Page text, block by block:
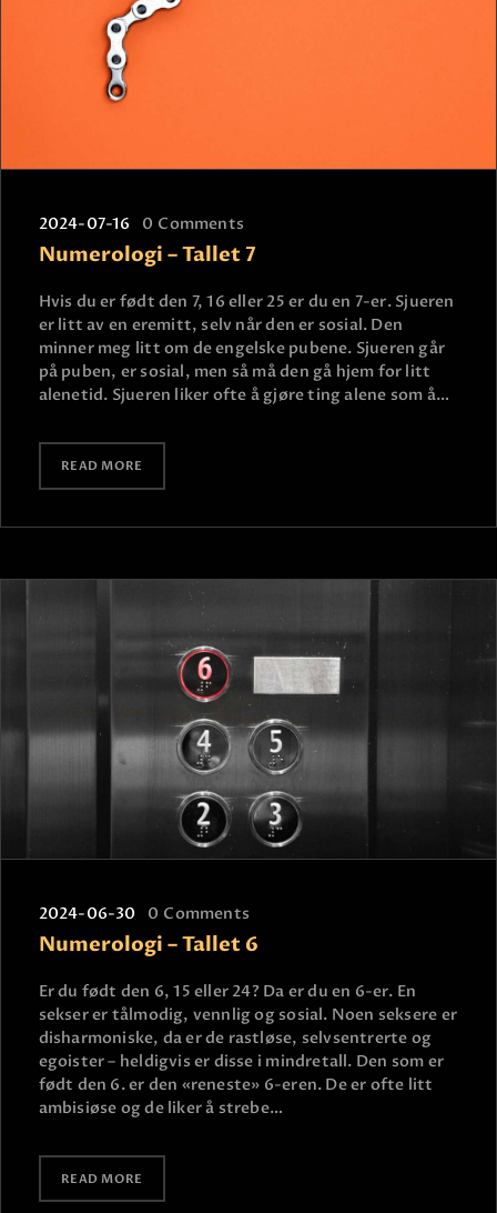
2024-07-16 0 Comments
Numerologi – Tallet 7
Hvis du er født den 7, 16 eller 25 er du en 7-er. Sjueren
er litt av en eremitt, selv når den er sosial. Den
minner meg litt om de engelske pubene. Sjueren går
på puben, er sosial, men så må den gå hjem for litt
alenetid. Sjueren liker ofte å gjøre ting alene som å…
READ MORE
2024-06-30 0 Comments
Numerologi – Tallet 6
Er du født den 6, 15 eller 24? Da er du en 6-er. En
sekser er tålmodig, vennlig og sosial. Noen seksere er
disharmoniske, da er de rastløse, selvsentrerte og
egoister – heldigvis er disse i mindretall. Den som er
født den 6. er den «reneste» 6-eren. De er ofte litt
ambisiøse og de liker å strebe…
READ MORE